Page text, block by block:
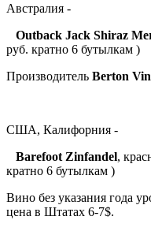
Австралия -
Outback Jack Shiraz
руб. кратно 6 бутылкам )
Производитель Berton
США, Калифорния -
Barefoot Zinfandel,
кратно 6 бутылкам )
Вино без указания года
цена в Штатах 6-7$.